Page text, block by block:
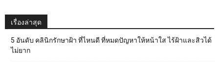
เรื่องล่าสุด
5 อันดับ คลินิกรักษาฝ้า ที่ไหนดี ที่หมดปัญหาให้หน้าใส ไร้ฝ้าและสิวได้
ไม่ยาก